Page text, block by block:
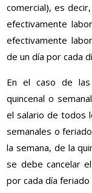
comercial), es
efectivamente
efectivamente
de un día por cada
En el caso de las
quincenal o
el salario de todos
semanales o
la semana, de la
se debe cancelar
por cada día